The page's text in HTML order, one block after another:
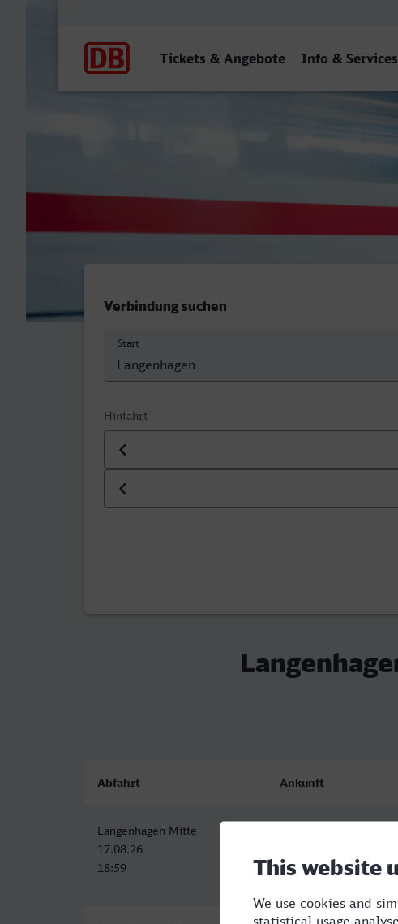
Tickets & Angebote Info & Services
Langenhagen Mitte -
Verbindung suchen
Start
Hinfahrt
Datum der Hinfahrt
Uhrzeit der Hinfahrt
Abfahrt Ankunft
Langenhagen Mitte
17.08.26
18:59
20:47